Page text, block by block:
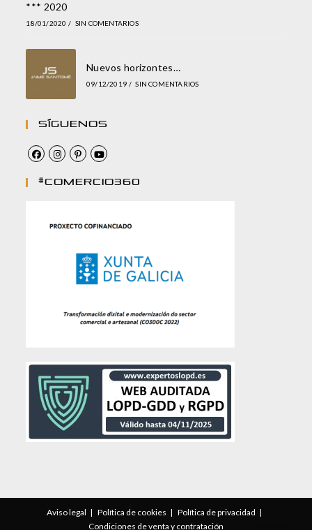
*** 2020
18/01/2020 / SIN COMENTARIOS
Nuevos horizontes…
09/12/2019 / SIN COMENTARIOS
Síguenos
#comercio360
Aviso legal Política de cookies
Política de privacidad
Condiciones de venta y contratación